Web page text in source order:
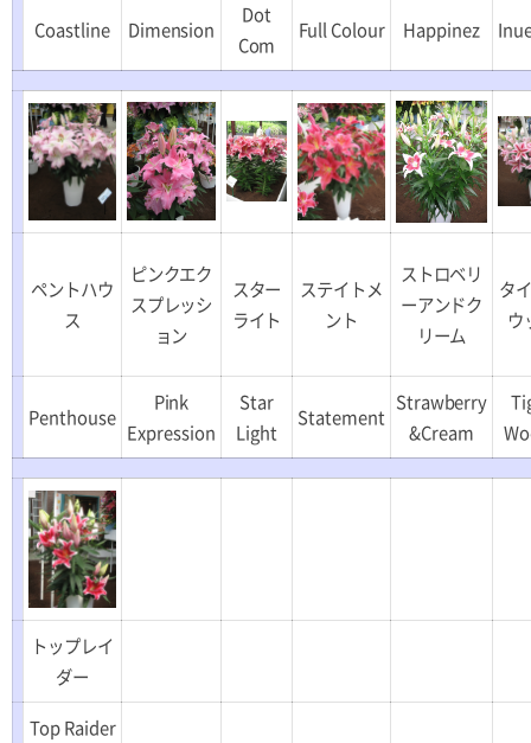
Coastline Dimension
Dot
Com
Full Colour Happinez
ペントハウ
ス
ピンクエク
スプレッシ
ョン
スター
ライト
ステイトメ
ント
ストロベリ
ーアンドク
リーム
タ
ウ
Penthouse
Pink
Expression
Star
Light
Statement
Strawberry
&Cream
トップレイ
ダー
Top Raider